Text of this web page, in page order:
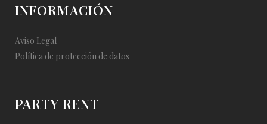
INFORMACIÓN
Aviso Legal
Política de protección de datos
PARTY RENT